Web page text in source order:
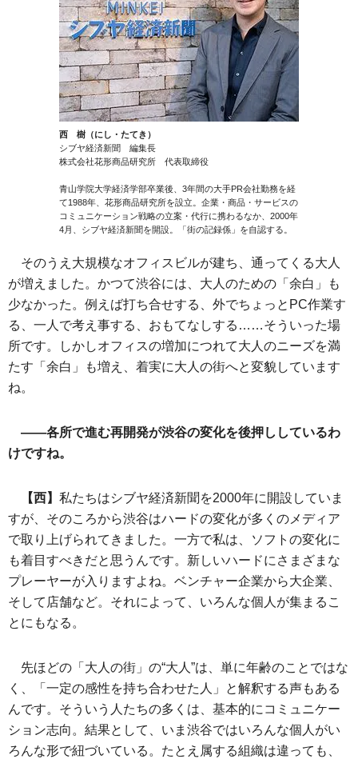
西 樹（にし・たてき）
シブヤ経済新聞 編集長
株式会社花形商品研究所 代表取締役
青山学院大学経済学部卒業後、3年間の大手PR会社勤務を経
て1988年、花形商品研究所を設立。企業・商品・サービスの
コミュニケーション戦略の立案・代行に携わるなか、2000年
4月、シブヤ経済新聞を開設。「街の記録係」を自認する。
そのうえ大規模なオフィスビルが建ち、通ってくる大人
が増えました。かつて渋谷には、大人のための「余白」も
少なかった。例えば打ち合せする、外でちょっとPC作業す
る、一人で考え事する、おもてなしする……そういった場
所です。しかしオフィスの増加につれて大人のニーズを満
たす「余白」も増え、着実に大人の街へと変貌しています
ね。
――各所で進む再開発が渋谷の変化を後押ししているわ
けですね。
【西】 私たちはシブヤ経済新聞を2000年に開設していま
すが、そのころから渋谷はハードの変化が多くのメディア
で取り上げられてきました。一方で私は、ソフトの変化に
も着目すべきだと思うんです。新しいハードにさまざまな
プレーヤーが入りますよね。ベンチャー企業から大企業、
そして店舗など。それによって、いろんな個人が集まるこ
とにもなる。
先ほどの「大人の街」の“大人”は、単に年齢のことではな
く、「一定の感性を持ち合わせた人」と解釈する声もある
んです。そういう人たちの多くは、基本的にコミュニケー
ション志向。結果として、いま渋谷ではいろんな個人がい
ろんな形で紐づいている。たとえ属する組織は違っても、